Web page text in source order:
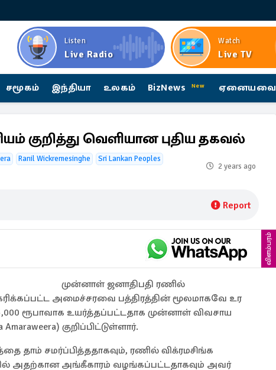
Listen
Live Radio
Watch
Live TV
சமூகம் இந்தியா உலகம் BizNews New ஏனையவை
குறித்து வெளியான புதிய தகவல்
Ranil Wickremesinghe
Sri Lankan Peoples
2 years ago
Report
விளம்பரம்
முன்னாள் ஜனாதிபதி ரணில்
அமைச்சரவை பத்திரத்தின் மூலமாகவே உர
ரூபாவாக உயர்த்தப்பட்டதாக முன்னாள் விவசாய
குறிப்பிட்டுள்ளார்.
தாம் சமர்ப்பித்ததாகவும், ரணில் விக்ரமசிங்க
அதற்கான அங்கீகாரம் வழங்கப்பட்டதாகவும் அவர்